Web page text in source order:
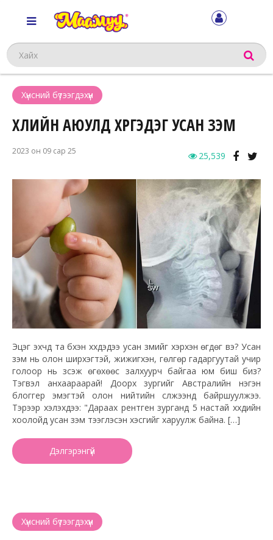
Хайх
Хүнсний бүтээгдэхүүн
ҮХЛИЙН АЮУЛД ХҮРГЭДЭГ УСАН ҮЗЭМ
2023 он 09 сар 25 25,539
Эцэг эхчүүд та бүхэн хүүхдэдээ усан үзмийг хэрхэн өгдөг вэ? Усан
үзэм нь олон ширхэгтэй, жижигхэн, гөлгөр гадаргуутай учир
голоор нь зүсэж өгөхөөс залхуурч байгаа юм биш биз?
Тэгвэл анхаараарай! Доорх зургийг Австралийн нэгэн
блоггер эмэгтэй олон нийтийн сүлжээнд байршуулжээ.
Тэрээр хэлэхдээ: "Дараах рентген зурганд 5 настай хүүхдийн
хоолойд усан үзэм тээглэсэн хэсгийг харуулж байна. […]
Дэлгэрэнгүй
Хүнсний бүтээгдэхүүн